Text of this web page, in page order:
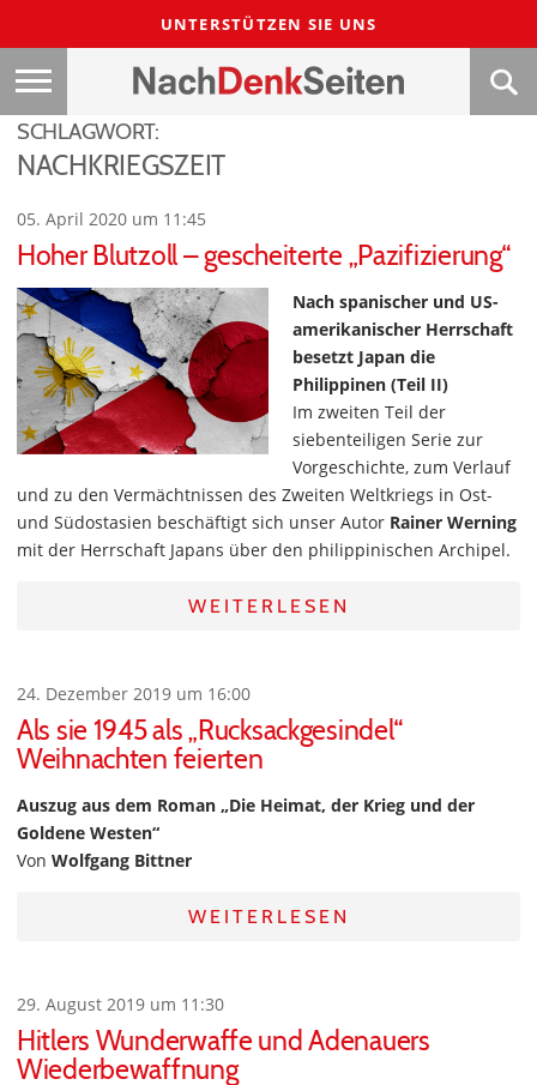
UNTERSTÜTZEN SIE UNS
SCHLAGWORT:
NACHKRIEGSZEIT
05. April 2020 um 11:45
Hoher Blutzoll – gescheiterte „Pazifizierung“
Nach spanischer und US-
amerikanischer Herrschaft
besetzt Japan die
Philippinen (Teil II)
Im zweiten Teil der
siebenteiligen Serie zur
Vorgeschichte, zum Verlauf
und zu den Vermächtnissen des Zweiten Weltkriegs in Ost-
und Südostasien beschäftigt sich unser Autor Rainer Werning
mit der Herrschaft Japans über den philippinischen Archipel.
WEITERLESEN
24. Dezember 2019 um 16:00
Als sie 1945 als „Rucksackgesindel“
Weihnachten feierten
Auszug aus dem Roman „Die Heimat, der Krieg und der
Goldene Westen“
Von Wolfgang Bittner
WEITERLESEN
29. August 2019 um 11:30
Hitlers Wunderwaffe und Adenauers
Wiederbewaffnung